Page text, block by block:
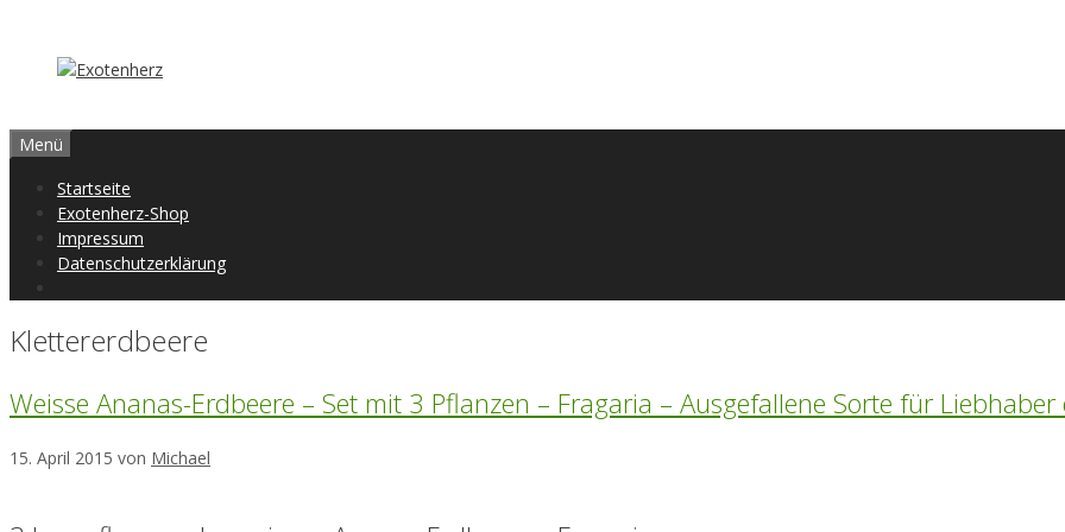
springen
Menü
Startseite
Exotenherz-Shop
Impressum
Datenschutzerklärung
Klettererdbeere
Weisse Ananas-Erdbeere – Set mit 3 Pflanzen – Fragaria – Ausgefallene Sorte für
15. April 2015 von Michael